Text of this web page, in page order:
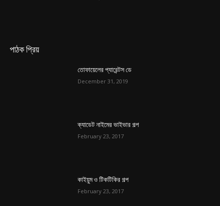
পাঠক প্রিয়
তোফায়েলের প্যারেন্টস ডে
December 31, 2019
ক্যাডেট নাইমের ভাইভার গল্প
February 23, 2017
কাইয়ুম ও টিকটিকির গল্প
February 23, 2017